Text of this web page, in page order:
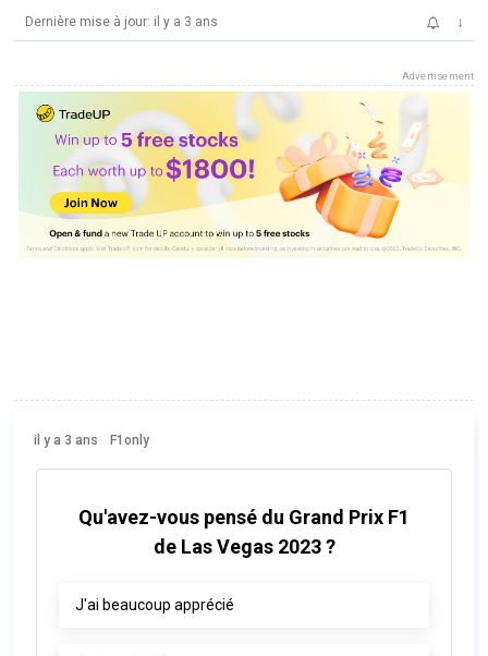
Dernière mise à jour: il y a 3 ans ↓
Advertisement
il y a 3 ans F1only
Qu'avez-vous pensé du Grand Prix F1
de Las Vegas 2023 ?
J'ai beaucoup apprécié